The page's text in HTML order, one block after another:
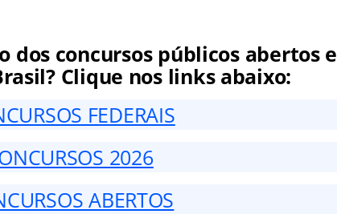
dos concursos públicos abertos e
Clique nos links abaixo:
FEDERAIS
2026
ABERTOS